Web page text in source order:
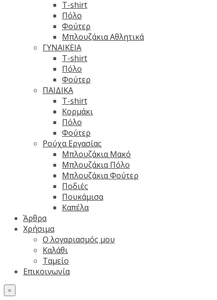
T-shirt
Πόλο
Φούτερ
Μπλουζάκια Αθλητικά
ΓΥΝΑΙΚΕΙΑ
T-shirt
Πόλο
Φούτερ
ΠΑΙΔΙΚΑ
T-shirt
Κορμάκι
Πόλο
Φούτερ
Ρούχα Εργασίας
Μπλουζάκια Μακό
Μπλουζάκια Πόλο
Μπλουζάκια Φούτερ
Ποδιές
Πουκάμισα
Καπέλα
Άρθρα
Χρήσιμα
Ο λογαριασμός μου
Καλάθι
Ταμείο
Επικοινωνία
×